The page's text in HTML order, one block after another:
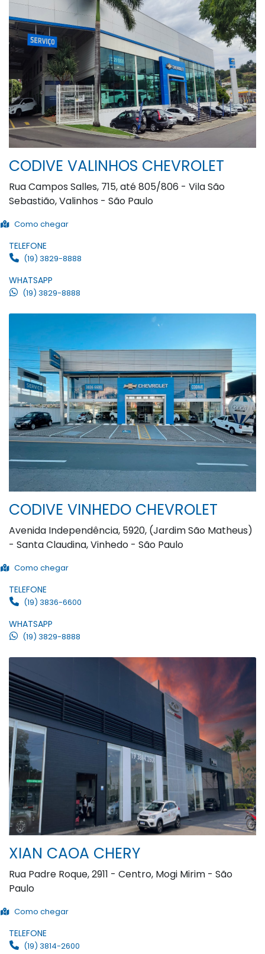
CODIVE VALINHOS CHEVROLET
Rua Campos Salles, 715, até 805/806 - Vila São
Sebastião, Valinhos - São Paulo
Como chegar
TELEFONE
(19) 3829-8888
WHATSAPP
(19) 3829-8888
CODIVE VINHEDO CHEVROLET
Avenida Independência, 5920, (Jardim São Matheus)
- Santa Claudina, Vinhedo - São Paulo
Como chegar
TELEFONE
(19) 3836-6600
WHATSAPP
(19) 3829-8888
XIAN CAOA CHERY
Rua Padre Roque, 2911 - Centro, Mogi Mirim - São
Paulo
Como chegar
TELEFONE
(19) 3814-2600